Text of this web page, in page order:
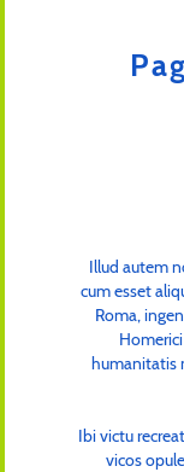
Illud autem
cum esset
Roma,
humanitatis
Ibi victu
vicos